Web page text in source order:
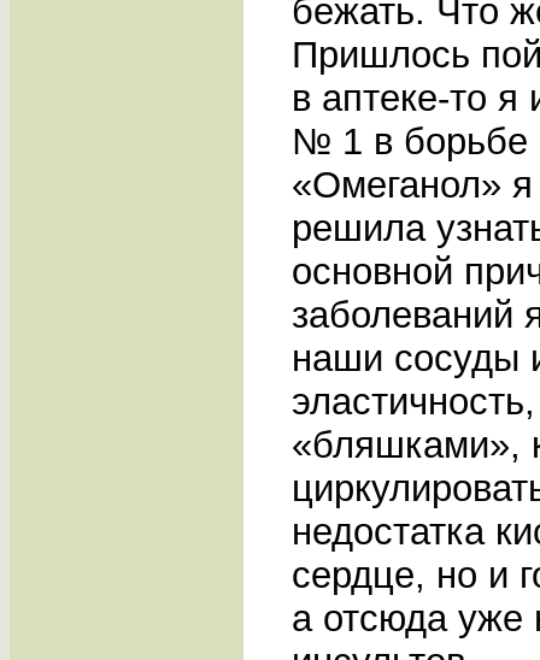
бежать. Что
Пришлось
в аптеке-то
№ 1 в борьбе
«Омеганол»
решила
основной
заболеваний
наши сосуды
«бляшками»,
недостатка
сердце, но и
а отсюда уже